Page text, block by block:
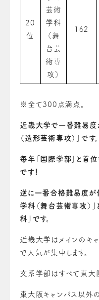
20
位
芸術
学科
（舞
台芸
術専
攻）
162
※全て300点満点。
近畿大学で一番難易度
（造形芸術専攻）」です。
毎年「国際学部」と首
です！
逆に一番合格難易度が
学科（舞台芸術専攻）
科」です。
近畿大学はメインのキャ
で人気が集中します。
文系学部はすべて東大阪
東大阪キャンパス以外